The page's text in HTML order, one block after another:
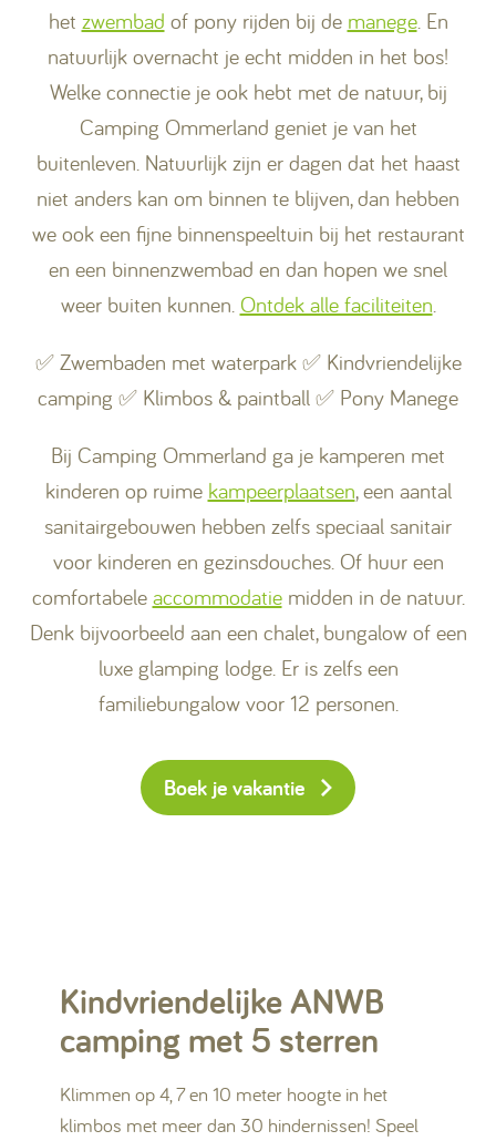
het zwembad of pony rijden bij de manege. En
natuurlijk overnacht je echt midden in het bos!
Welke connectie je ook hebt met de natuur, bij
Camping Ommerland geniet je van het
buitenleven. Natuurlijk zijn er dagen dat het haast
niet anders kan om binnen te blijven, dan hebben
we ook een fijne binnenspeeltuin bij het restaurant
en een binnenzwembad en dan hopen we snel
weer buiten kunnen. Ontdek alle faciliteiten.
✅ Zwembaden met waterpark ✅ Kindvriendelijke
camping ✅ Klimbos & paintball ✅ Pony Manege
Bij Camping Ommerland ga je kamperen met
kinderen op ruime kampeerplaatsen, een aantal
sanitairgebouwen hebben zelfs speciaal sanitair
voor kinderen en gezinsdouches. Of huur een
comfortabele accommodatiemidden in de natuur.
Denk bijvoorbeeld aan een chalet, bungalow of een
luxe glamping lodge. Er is zelfs een
familiebungalow voor 12 personen.
Boek je vakantie
Kindvriendelijke ANWB
camping met 5 sterren
Klimmen op 4, 7 en 10 meter hoogte in het
klimbos met meer dan 30 hindernissen! Speel